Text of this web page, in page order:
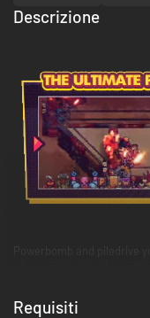
Descrizione
where professional
Requisiti